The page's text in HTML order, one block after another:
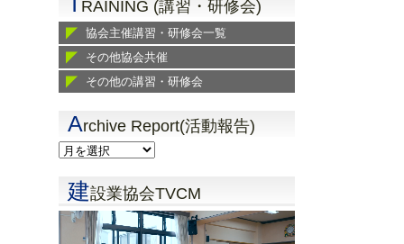
RAINING (講習・研修会)
協会主催講習・研修会一覧
その他協会共催
その他の講習・研修会
Archive Report(活動報告)
建設業協会TVCM